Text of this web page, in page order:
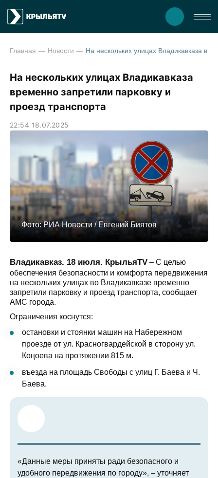
Главная Новости
На нескольких улицах Владикавказа
временно запретили парковку и
проезд транспорта
22:54 18.07.2025
Фото: РИА Новости / Евгений Биятов
Владикавказ. 18 июля. КрыльяTV – С целью
обеспечения безопасности и комфорта передвижения
на нескольких улицах во Владикавказе временно
запретили парковку и проезд транспорта, сообщает
АМС города.
Ограничения коснутся:
остановки и стоянки машин на Набережном
проезде от ул. Красногвардейской в сторону ул.
Коцоева на протяжении 815 м.
въезда на площадь Свободы с улиц Г. Баева и Ч.
Баева.
«Данные меры приняты ради безопасного и
удобного передвижения по городу», – уточняет